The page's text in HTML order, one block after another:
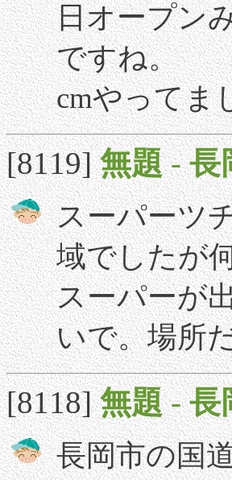
日オープン
ですね。
cmやってま
[8119]無題-長
スーパーツ
域でしたが
スーパーが
いで。場所
[8118]無題-長
長岡市の国